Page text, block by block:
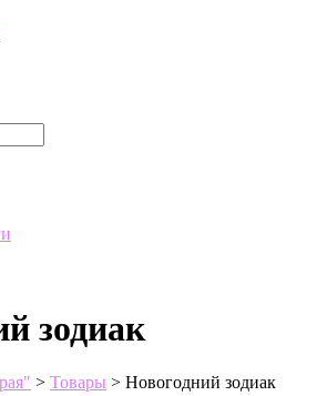
зодиак
> Товары > Новогодний зодиак